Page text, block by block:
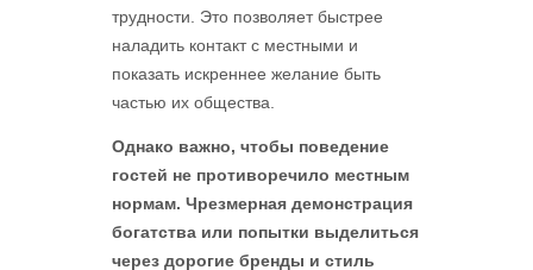
трудности. Это позволяет быстрее
наладить контакт с местными и
показать искреннее желание быть
частью их общества.
Однако важно, чтобы поведение
гостей не противоречило местным
нормам. Чрезмерная демонстрация
богатства или попытки выделиться
через дорогие бренды и стиль